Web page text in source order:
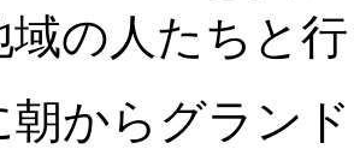
域の人たちと
朝からグラン